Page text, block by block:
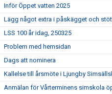
Inför Öppet vatten 2025
Lägg något extra i påskägget och
LSS 100 år idag, 250325
Problem med hemsidan
Dags att nominera
Kallelse till årsmöte i Ljungby
Anmälan för Vårterminens simskola